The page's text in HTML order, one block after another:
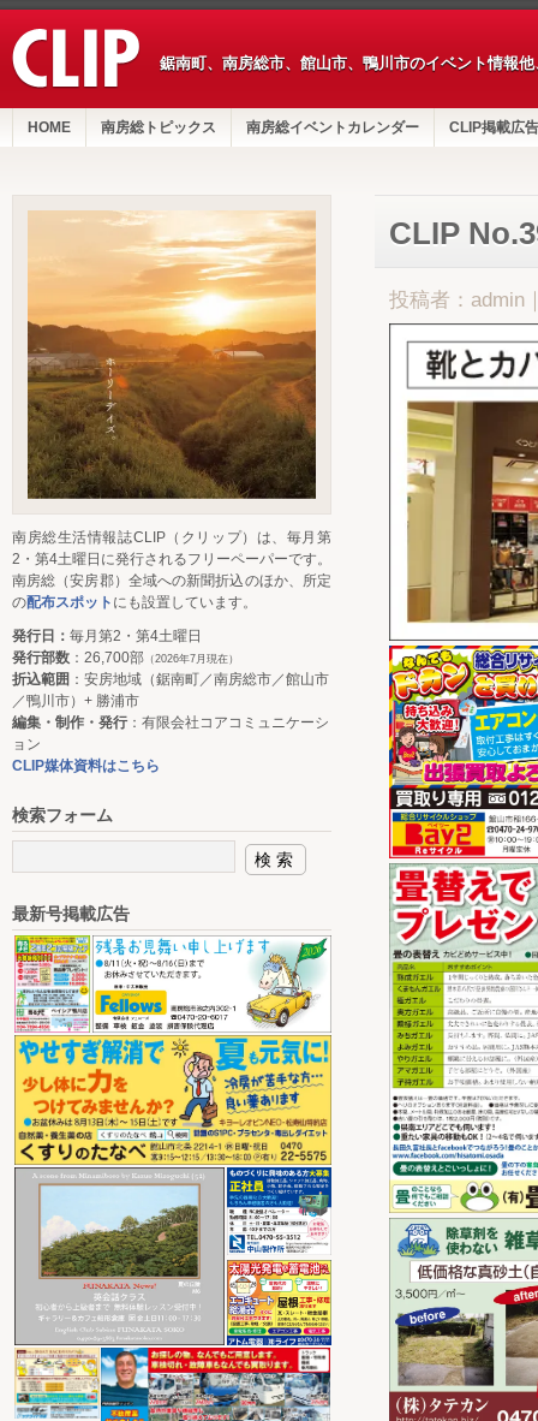
鋸南町、南房総市、館山市、鴨川市のイベント情報
HOME 南房総トピックス 南房総イベントカレンダー CLIP掲載広告
CLIP
投稿者：admin
南房総生活情報誌CLIP（クリップ）は、毎月第
2・第4土曜日に発行されるフリーペーパーです。
南房総（安房郡）全域への新聞折込のほか、所定
の配布スポット にも設置しています。
発行日： 毎月第2・第4土曜日
発行部数 ：26,700部 （2026年7月現在）
折込範囲 ：安房地域（鋸南町／南房総市／館山市
／鴨川市）+ 勝浦市
編集・制作・発行：有限会社コアコミュニケーシ
ョン
CLIP媒体資料はこちら
検索フォーム
最新号掲載広告